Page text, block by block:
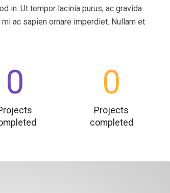
in. Ut tempor lacinia purus, ac gravida
ac sapien ornare imperdiet. Nullam et
0 0
Projects
completed